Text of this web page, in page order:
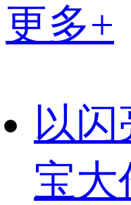
更多+
以闪
宝大